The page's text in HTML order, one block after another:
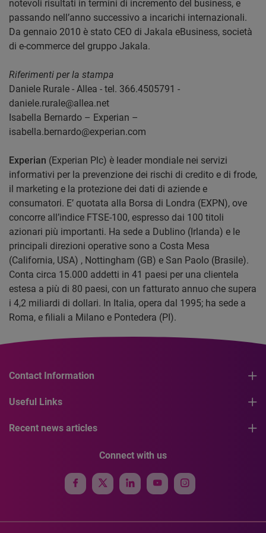
notevoli risultati in termini di incremento del business, e
passando nell’anno successivo a incarichi internazionali.
Da gennaio 2010 è stato CEO di Jakala eBusiness, società
di e-commerce del gruppo Jakala.
Riferimenti per la stampa
Daniele Rurale - Allea - tel. 366.4505791 -
daniele.rurale@allea.net
Isabella Bernardo – Experian –
isabella.bernardo@experian.com
Experian (Experian Plc) è leader mondiale nei servizi
informativi per la prevenzione dei rischi di credito e di frode,
il marketing e la protezione dei dati di aziende e
consumatori. E’ quotata alla Borsa di Londra (EXPN), ove
concorre all’indice FTSE-100, espresso dai 100 titoli
azionari più importanti. Ha sede a Dublino (Irlanda) e le
principali direzioni operative sono a Costa Mesa
(California, USA) , Nottingham (GB) e San Paolo (Brasile).
Conta circa 15.000 addetti in 41 paesi per una clientela
estesa a più di 80 paesi, con un fatturato annuo che supera
i 4,2 miliardi di dollari. In Italia, opera dal 1995; ha sede a
Roma, e filiali a Milano e Pontedera (PI).
Contact Information
Useful Links
Recent news articles
Connect with us